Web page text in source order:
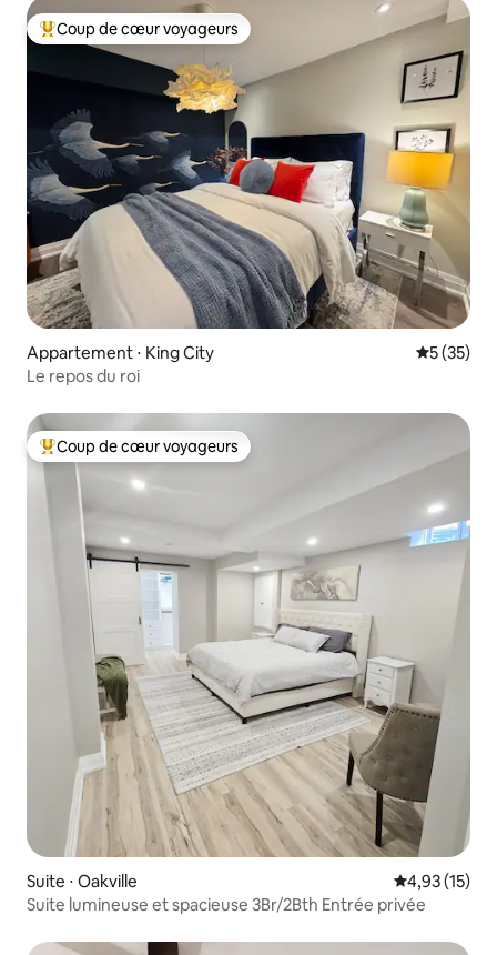
Coups de cœur voyageurs les plus appréciés
Coup de cœur voyageurs
Appartement ⋅ King City
5 (35)
Le repos du roi
Coups de cœur voyageurs les plus appréciés
Coup de cœur voyageurs
Suite ⋅ Oakville Évaluation
4,93 (15)
Suite lumineuse et spacieuse 3Br/2Bth Entrée privée